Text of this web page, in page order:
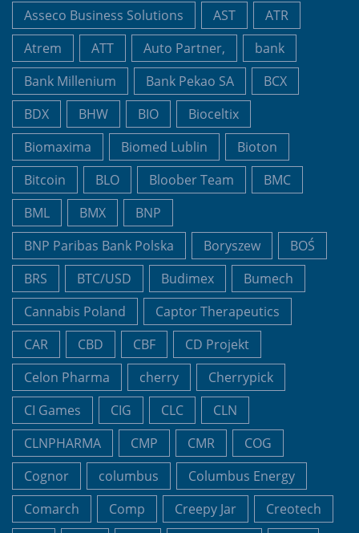
Asseco Business Solutions
AST
ATR
Atrem
ATT Auto Partner,
bank
Bank Millenium
Bank Pekao SA
BCX
BDX
BHW BIO
Bioceltix
Biomaxima
Biomed Lublin
Bioton
Bitcoin
BLO Bloober Team
BMC
BML
BMX
BNP
BNP Paribas Bank Polska
Boryszew
BOŚ
BRS
BTC/USD Budimex
Bumech
Cannabis Poland
Captor Therapeutics
CAR
CBD CBF
CD Projekt
Celon Pharma
cherry
Cherrypick
CI Games
CIG CLC
CLN
CLNPHARMA
CMP CMR
COG
Cognor
columbus
Columbus Energy
Comarch
Comp Creepy Jar
Creotech